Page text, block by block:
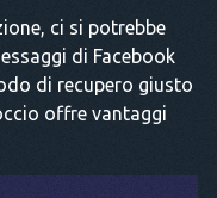
ci si potrebbe
di Facebook
di recupero giusto
offre vantaggi